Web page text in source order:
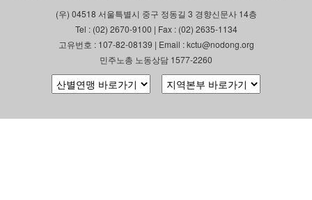
(우) 04518 서울특별시 중구 정동길 3 경향신문사 14층
Tel : (02) 2670-9100 | Fax : (02) 2635-1134
고유번호 : 107-82-08139 | Email : kctu@nodong.org
민주노총 노동상담 1577-2260